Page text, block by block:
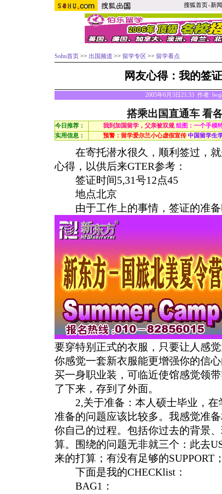
搜狐首页-新闻
Sohu首页 >> 出国频道 >> 留学专区 >> 留学看点
网友心得：我的签
2005年6月3日21:33 作者:
搭乘出国直通车 看
今日推荐： 我到加国留学，父亲被双规 组图：一个手模
实用信息：
预警：留学爱尔兰小心虚假宣传 中国留学生
在寄托潜水很久，顺利签过，就
心得，以供后来GTER参考：
签证时间5,31号12点45
地点北京
由于工作上的事情，签证的准备
要穿特别正式的衣服，只要让人感
你感觉一套新衣服能更增强你的信
买一身职业装，可临近使馆感觉领
了下来，存到了外面。
2,关于准备：本人硕士毕业，在
准备的问题应该比较多。我感觉准
你自己的过程。包括你过去的背景
算。围绕的问题无非就三个：此去
来的打算；有没有足够的SUPPORT
下面是我的CHECKlist：
BAG1：